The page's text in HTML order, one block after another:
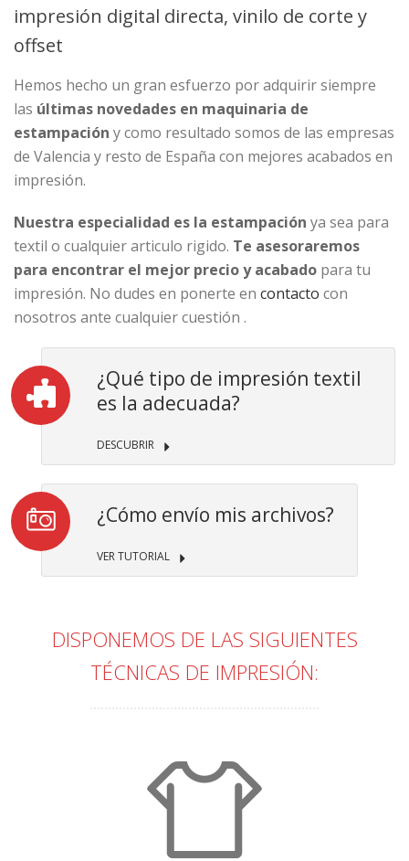
impresión digital directa, vinilo de corte y
offset
Hemos hecho un gran esfuerzo por adquirir siempre
las últimas novedades en maquinaria de
estampación y como resultado somos de las empresas
de Valencia y resto de España con mejores acabados en
impresión.
Nuestra especialidad es la estampación ya sea para
textil o cualquier articulo rigido. Te asesoraremos
para encontrar el mejor precio y acabado para tu
impresión. No dudes en ponerte en contacto con
nosotros ante cualquier cuestión .
¿Qué tipo de impresión textil
es la adecuada?
DESCUBRIR
¿Cómo envío mis archivos?
VER TUTORIAL
DISPONEMOS DE LAS SIGUIENTES
TÉCNICAS DE IMPRESIÓN: